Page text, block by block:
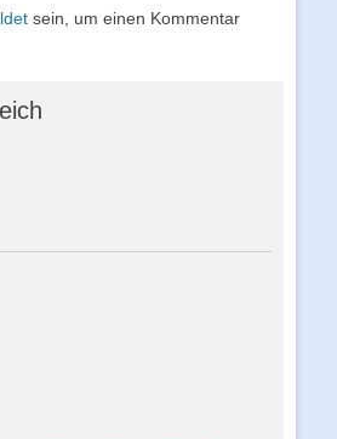
sein, um einen Kommentar